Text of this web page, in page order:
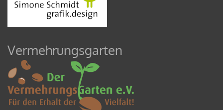
Vermehrungsgarten